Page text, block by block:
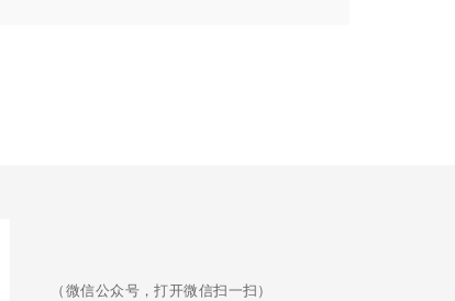
（微信公众号，打开微信扫一扫）